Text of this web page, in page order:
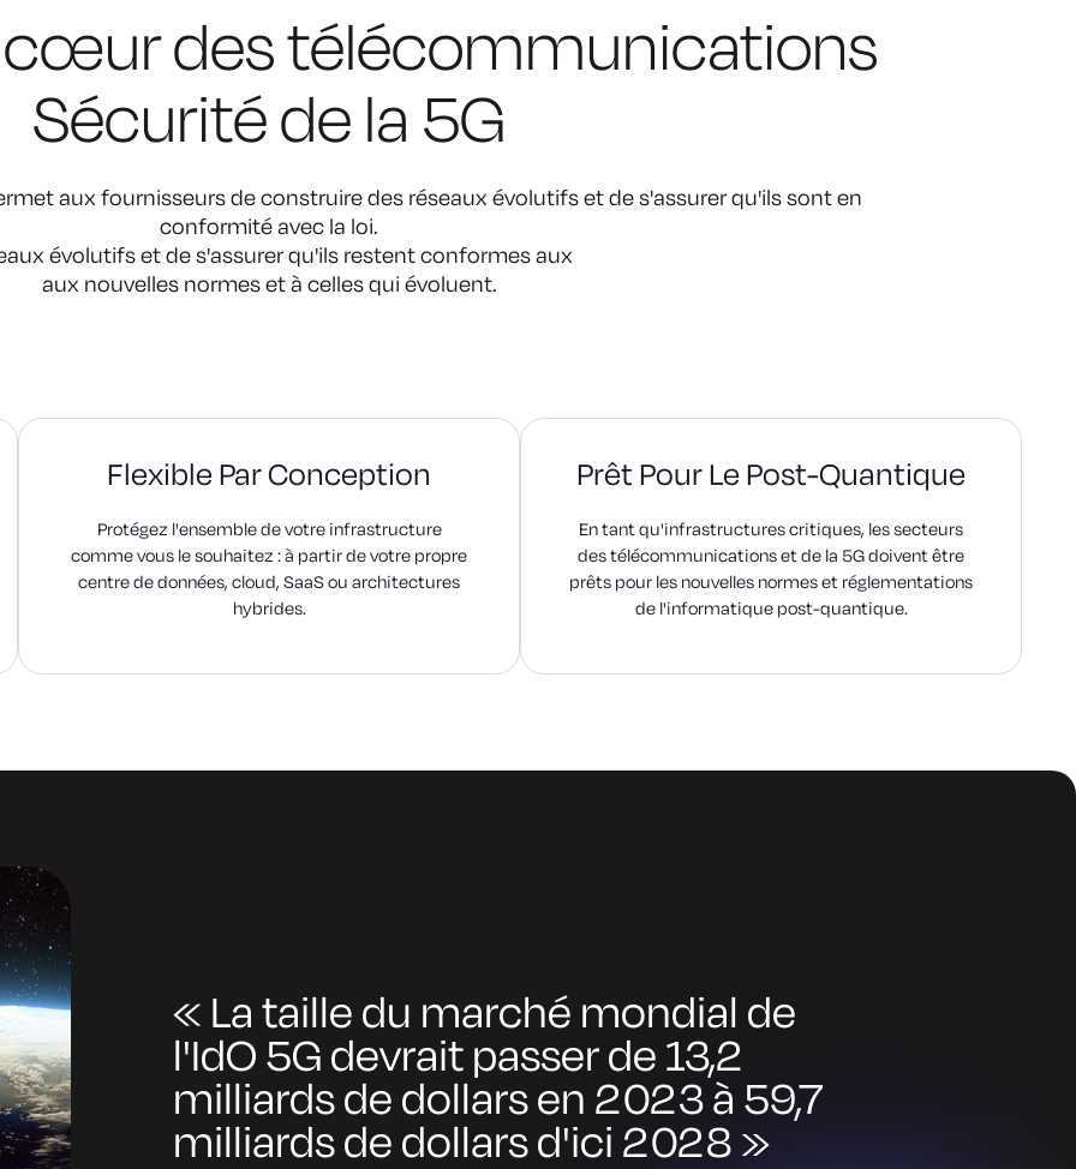
cœur des télécommunications
Sécurité de la 5G
aux fournisseurs de construire des réseaux évolutifs et de s'assurer qu'ils sont en
conformité avec la loi.
évolutifs et de s'assurer qu'ils restent conformes aux
aux nouvelles normes et à celles qui évoluent.
Flexible Par Conception
Protégez l'ensemble de votre infrastructure
comme vous le souhaitez : à partir de votre propre
centre de données, cloud, SaaS ou architectures
hybrides.
Prêt Pour Le Post-Quantique
En tant qu'infrastructures critiques, les secteurs
des télécommunications et de la 5G doivent être
prêts pour les nouvelles normes et réglementations
de l'informatique post-quantique.
« La taille du marché mondial de
l'IdO 5G devrait passer de 13,2
milliards de dollars en 2023 à 59,7
milliards de dollars d'ici 2028 »